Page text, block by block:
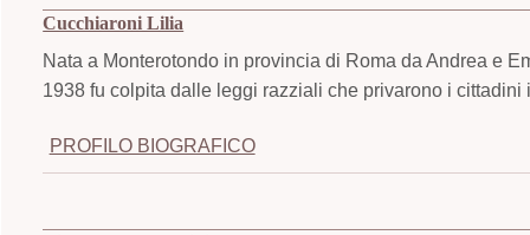
Cucchiaroni Lilia
Nata a Monterotondo in provincia di Roma da Andrea e
1938 fu colpita dalle leggi razziali che privarono i
PROFILO BIOGRAFICO